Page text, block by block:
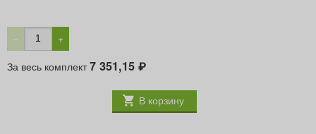
− +
За весь комплект7 351,15 ₽
В корзину